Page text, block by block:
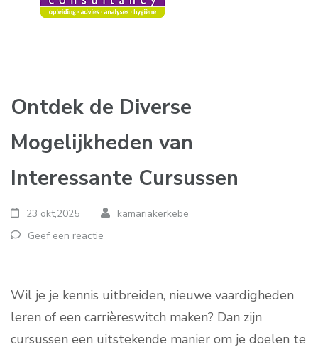
Ontdek de Diverse
Mogelijkheden van
Interessante Cursussen
23 okt,2025
kamariakerkebe
Geef een reactie
Wil je je kennis uitbreiden, nieuwe vaardigheden
leren of een carrièreswitch maken? Dan zijn
cursussen een uitstekende manier om je doelen te